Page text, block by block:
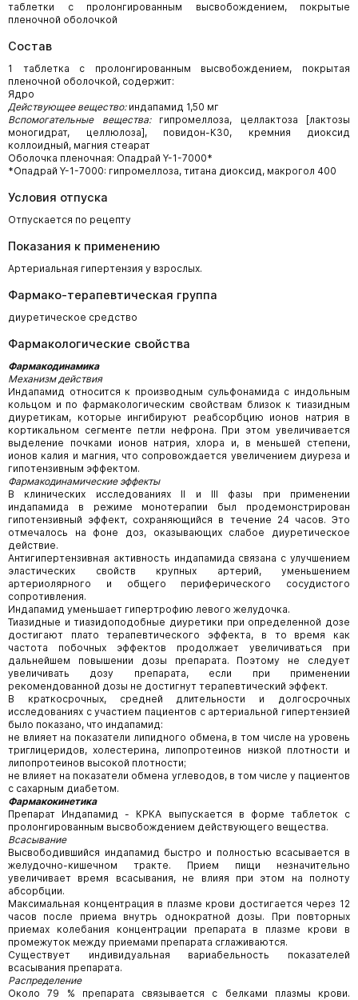
таблетки с пролонгированным высвобождением, покрытые
пленочной оболочкой
Состав
1 таблетка с пролонгированным высвобождением, покрытая
пленочной оболочкой, содержит:
Ядро
Действующее вещество:индапамид 1,50 мг
Вспомогательные вещества: гипромеллоза, целлактоза [лактозы
моногидрат, целлюлоза], повидон-К30, кремния диоксид
коллоидный, магния стеарат
Оболочка пленочная: Опадрай Y-1-7000*
*Опадрай Y-1-7000: гипромеллоза, титана диоксид, макрогол 400
Условия отпуска
Отпускается по рецепту
Показания к применению
Артериальная гипертензия у взрослых.
Фармако-терапевтическая группа
диуретическое средство
Фармакологические свойства
Фармакодинамика
Механизм действия
Индапамид относится к производным сульфонамида с индольным
кольцом и по фармакологическим свойствам близок к тиазидным
диуретикам, которые ингибируют реабсорбцию ионов натрия в
кортикальном сегменте петли нефрона. При этом увеличивается
выделение почками ионов натрия, хлора и, в меньшей степени,
ионов калия и магния, что сопровождается увеличением диуреза и
гипотензивным эффектом.
Фармакодинамические эффекты
В клинических исследованиях II и III фазы при применении
индапамида в режиме монотерапии был продемонстрирован
гипотензивный эффект, сохраняющийся в течение 24 часов. Это
отмечалось на фоне доз, оказывающих слабое диуретическое
действие.
Антигипертензивная активность индапамида связана с улучшением
эластических свойств крупных артерий, уменьшением
артериолярного и общего периферического сосудистого
сопротивления.
Индапамид уменьшает гипертрофию левого желудочка.
Тиазидные и тиазидоподобные диуретики при определенной дозе
достигают плато терапевтического эффекта, в то время как
частота побочных эффектов продолжает увеличиваться при
дальнейшем повышении дозы препарата. Поэтому не следует
увеличивать дозу препарата, если при применении
рекомендованной дозы не достигнут терапевтический эффект.
В краткосрочных, средней длительности и долгосрочных
исследованиях с участием пациентов с артериальной гипертензией
было показано, что индапамид:
не влияет на показатели липидного обмена, в том числе на уровень
триглицеридов, холестерина, липопротеинов низкой плотности и
липопротеинов высокой плотности;
не влияет на показатели обмена углеводов, в том числе у пациентов
с сахарным диабетом.
Фармакокинетика
Препарат Индапамид - КРКА выпускается в форме таблеток с
пролонгированным высвобождением действующего вещества.
Всасывание
Высвободившийся индапамид быстро и полностью всасывается в
желудочно-кишечном тракте. Прием пищи незначительно
увеличивает время всасывания, не влияя при этом на полноту
абсорбции.
Максимальная концентрация в плазме крови достигается через 12
часов после приема внутрь однократной дозы. При повторных
приемах колебания концентрации препарата в плазме крови в
промежуток между приемами препарата сглаживаются.
Существует индивидуальная вариабельность показателей
всасывания препарата.
Распределение
Около 79 % препарата связывается с белками плазмы крови.